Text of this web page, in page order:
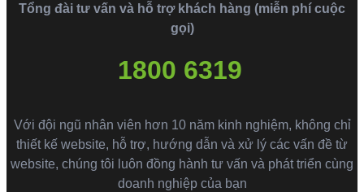
Tổng đài tư vấn và hỗ trợ khách hàng (miễn phí cuộc
gọi)
1800 6319
Với đội ngũ nhân viên hơn 10 năm kinh nghiệm, không chỉ
thiết kế website, hỗ trợ, hướng dẫn và xử lý các vấn đề từ
website, chúng tôi luôn đồng hành tư vấn và phát triển cùng
doanh nghiệp của bạn